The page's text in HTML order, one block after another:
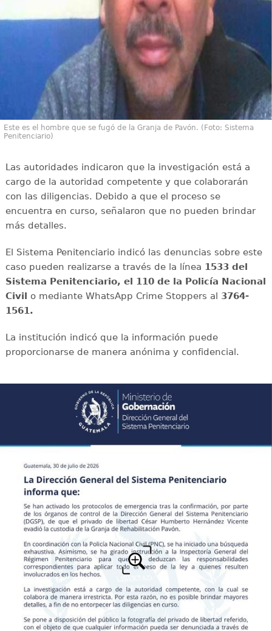
Este es el hombre que se fugó de la Granja de Pavón. (Foto: Sistema
Penitenciario)
Las autoridades indicaron que la investigación está a
cargo de la autoridad competente y que colaborarán
con las diligencias. Debido a que el proceso se
encuentra en curso, señalaron que no pueden brindar
más detalles.
El Sistema Penitenciario indicó las denuncias sobre este
caso pueden realizarse a través de la línea 1533 del
Sistema Penitenciario, el 110 de la Policía Nacional
Civil o mediante WhatsApp Crime Stoppers al 3764-
1561.
La institución indicó que la información puede
proporcionarse de manera anónima y confidencial.